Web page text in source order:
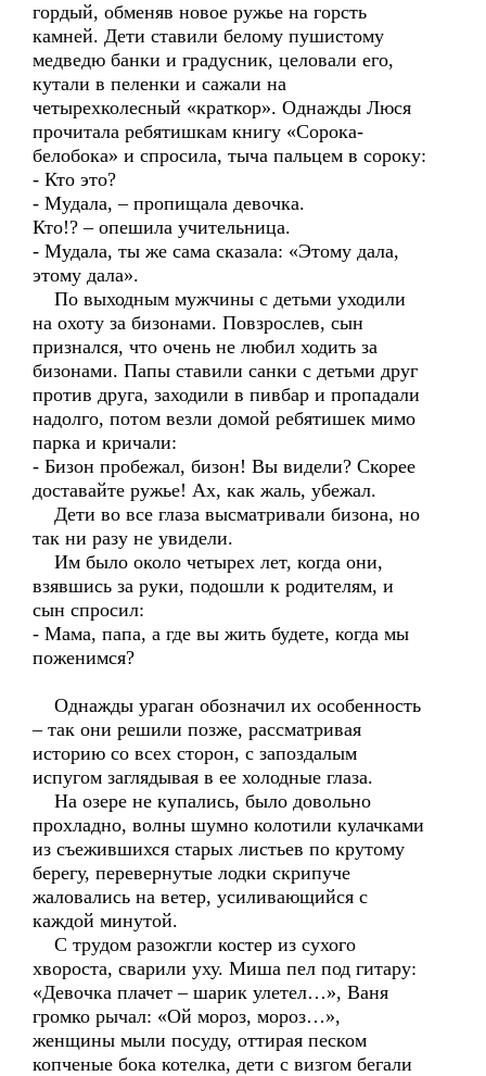
гордый, обменяв новое ружье на горсть
камней. Дети ставили белому пушистому
медведю банки и градусник, целовали его,
кутали в пеленки и сажали на
четырехколесный «краткор». Однажды Люся
прочитала ребятишкам книгу «Сорока-
белобока» и спросила, тыча пальцем в сороку:
- Кто это?
- Мудала, – пропищала девочка.
Кто!? – опешила учительница.
- Мудала, ты же сама сказала: «Этому дала,
этому дала».
По выходным мужчины с детьми уходили
на охоту за бизонами. Повзрослев, сын
признался, что очень не любил ходить за
бизонами. Папы ставили санки с детьми друг
против друга, заходили в пивбар и пропадали
надолго, потом везли домой ребятишек мимо
парка и кричали:
- Бизон пробежал, бизон! Вы видели? Скорее
доставайте ружье! Ах, как жаль, убежал.
Дети во все глаза высматривали бизона, но
так ни разу не увидели.
Им было около четырех лет, когда они,
взявшись за руки, подошли к родителям, и
сын спросил:
- Мама, папа, а где вы жить будете, когда мы
поженимся?
Однажды ураган обозначил их особенность
– так они решили позже, рассматривая
историю со всех сторон, с запоздалым
испугом заглядывая в ее холодные глаза.
На озере не купались, было довольно
прохладно, волны шумно колотили кулачками
из съежившихся старых листьев по крутому
берегу, перевернутые лодки скрипуче
жаловались на ветер, усиливающийся с
каждой минутой.
С трудом разожгли костер из сухого
хвороста, сварили уху. Миша пел под гитару:
«Девочка плачет – шарик улетел…», Ваня
громко рычал: «Ой мороз, мороз…»,
женщины мыли посуду, оттирая песком
копченые бока котелка, дети с визгом бегали